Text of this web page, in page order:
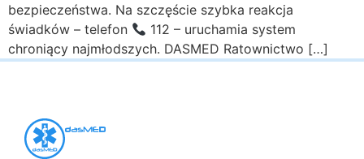
bezpieczeństwa. Na szczęście szybka reakcja
świadków – telefon
112 – uruchamia system
chroniący najmłodszych. DASMED Ratownictwo […]